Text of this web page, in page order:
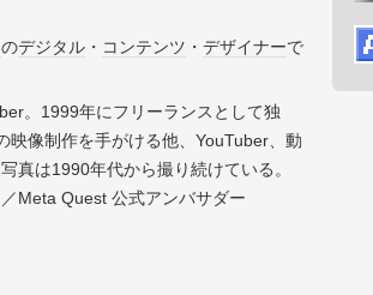
のデジタル ・ コンテンツ ・ デザイナーで
。1999年にフリーランスとして独
映像制作を手がける他、YouTuber、動
真は1990年代から撮り続けている。
Meta Quest 公式アンバサダー